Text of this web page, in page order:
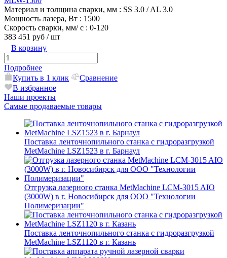
Материал и толщина сварки, мм : SS 3.0 / AL 3.0
Мощность лазера, Вт : 1500
Скорость сварки, мм/ с : 0-120
383 451 руб / шт
В корзину
Подробнее
Купить в 1 клик
Сравнение
В избранное
Наши проекты
Самые продаваемые товары
Поставка ленточнопильного станка c гидроразгрузкой
MetMachine LSZ1523 в г. Барнаул
Отгрузка лазерного станка MetMachine LCM-3015 AIO
(3000W) в г. Новосибирск для ООО "Технологии
Полимеризации"
Поставка ленточнопильного станка c гидроразгрузкой
MetMachine LSZ1120 в г. Казань